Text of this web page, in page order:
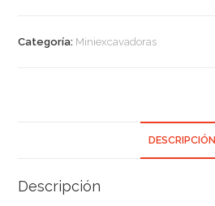
Categoría: Miniexcavadoras
DESCRIPCIÓN
Descripción